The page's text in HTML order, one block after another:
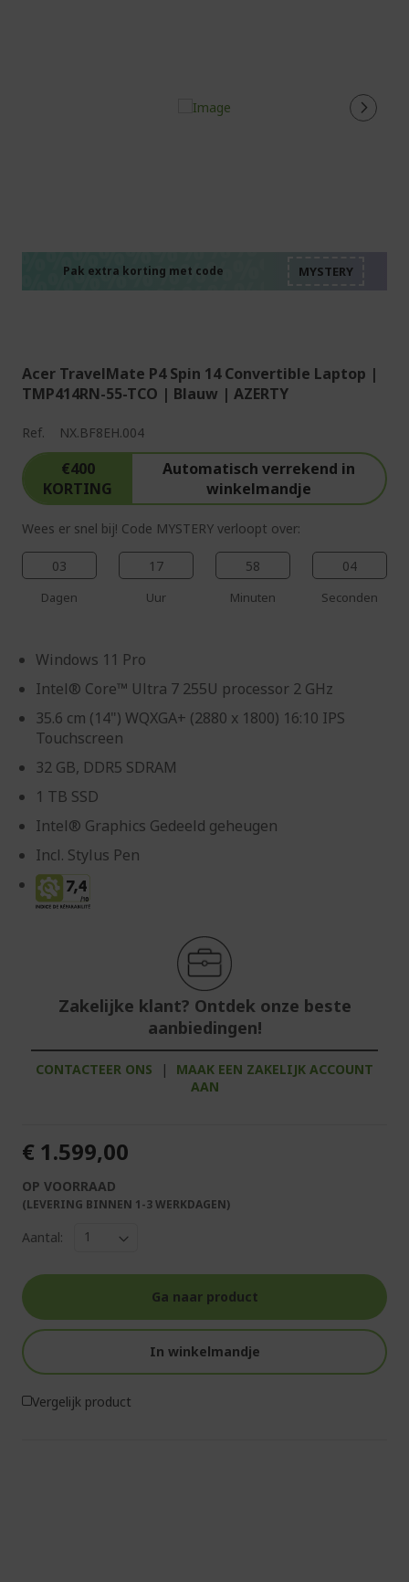
Pak extra korting met code
Acer TravelMate P4 Spin 14 Convertible Laptop |
TMP414RN-55-TCO | Blauw | AZERTY
Ref. NX.BF8EH.004
€400
KORTING
Automatisch verrekend in
winkelmandje
Wees er snel bij! Code MYSTERY verloopt over:
03
Dagen
17
Uur
58
Minuten
03
Seconden
Windows 11 Pro
Intel® Core™ Ultra 7 255U processor 2 GHz
35.6 cm (14") WQXGA+ (2880 x 1800) 16:10 IPS
Touchscreen
32 GB, DDR5 SDRAM
1 TB SSD
Intel® Graphics Gedeeld geheugen
Incl. Stylus Pen
Zakelijke klant? Ontdek onze beste
aanbiedingen!
CONTACTEER ONS |
MAAK EEN ZAKELIJK ACCOUNT
AAN
€ 1.599,00
OP VOORRAAD
(LEVERING BINNEN 1-3 WERKDAGEN)
Aantal:
Ga naar product
In winkelmandje
Vergelijk product